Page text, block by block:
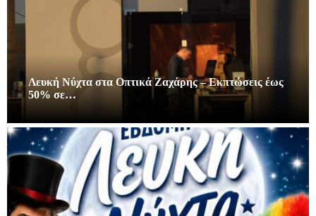
Λευκή Νύχτα στα Οπτικά Ζαχάρης – Εκπτώσεις έως
50% σε…